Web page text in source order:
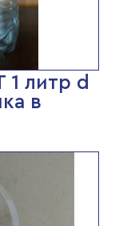
1 литр d
в